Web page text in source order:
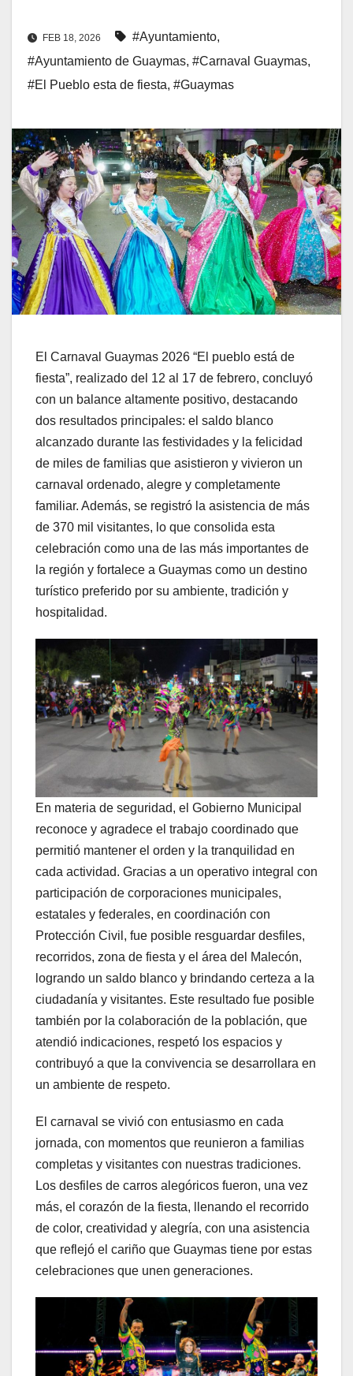
FEB 18, 2026 #Ayuntamiento,
#Ayuntamiento de Guaymas, #Carnaval Guaymas,
#El Pueblo esta de fiesta, #Guaymas
El Carnaval Guaymas 2026 “El pueblo está de
fiesta”, realizado del 12 al 17 de febrero, concluyó
con un balance altamente positivo, destacando
dos resultados principales: el saldo blanco
alcanzado durante las festividades y la felicidad
de miles de familias que asistieron y vivieron un
carnaval ordenado, alegre y completamente
familiar. Además, se registró la asistencia de más
de 370 mil visitantes, lo que consolida esta
celebración como una de las más importantes de
la región y fortalece a Guaymas como un destino
turístico preferido por su ambiente, tradición y
hospitalidad.
En materia de seguridad, el Gobierno Municipal
reconoce y agradece el trabajo coordinado que
permitió mantener el orden y la tranquilidad en
cada actividad. Gracias a un operativo integral con
participación de corporaciones municipales,
estatales y federales, en coordinación con
Protección Civil, fue posible resguardar desfiles,
recorridos, zona de fiesta y el área del Malecón,
logrando un saldo blanco y brindando certeza a la
ciudadanía y visitantes. Este resultado fue posible
también por la colaboración de la población, que
atendió indicaciones, respetó los espacios y
contribuyó a que la convivencia se desarrollara en
un ambiente de respeto.
El carnaval se vivió con entusiasmo en cada
jornada, con momentos que reunieron a familias
completas y visitantes con nuestras tradiciones.
Los desfiles de carros alegóricos fueron, una vez
más, el corazón de la fiesta, llenando el recorrido
de color, creatividad y alegría, con una asistencia
que reflejó el cariño que Guaymas tiene por estas
celebraciones que unen generaciones.